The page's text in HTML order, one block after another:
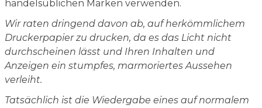
handelsüblichen Marken verwenden.
Wir raten dringend davon ab, auf herkömmlichem
Druckerpapier zu drucken, da es das Licht nicht
durchscheinen lässt und Ihren Inhalten und
Anzeigen ein stumpfes, marmoriertes Aussehen
verleiht.
Tatsächlich ist die Wiedergabe eines auf normalem